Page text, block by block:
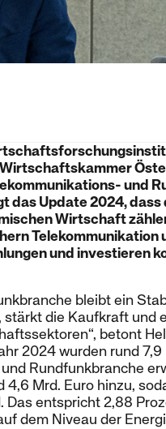
und
Update 2024,
Wirtschaft
Telekommunikation
und investieren
bleibt ein
die Kaufkraft und
betont
2024 wurden rund
Rundfunkbranche
Mrd. Euro hinzu,
Das entspricht 2,88
dem Niveau der